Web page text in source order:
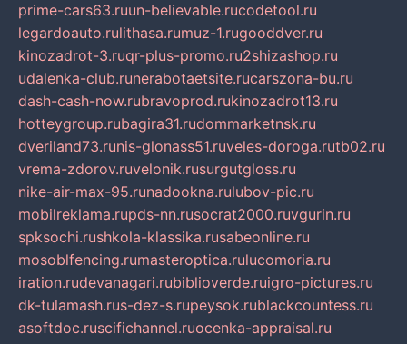
prime-cars63.ruun-believable.rucodetool.ru
legardoauto.rulithasa.rumuz-1.rugooddver.ru
kinozadrot-3.ruqr-plus-promo.ru2shizashop.ru
udalenka-club.runerabotaetsite.rucarszona-bu.ru
dash-cash-now.rubravoprod.rukinozadrot13.ru
hotteygroup.rubagira31.rudommarketnsk.ru
dveriland73.runis-glonass51.ruveles-doroga.rutb02.ru
vrema-zdorov.ruvelonik.rusurgutgloss.ru
nike-air-max-95.runadookna.rulubov-pic.ru
mobilreklama.rupds-nn.rusocrat2000.ruvgurin.ru
spksochi.rushkola-klassika.rusabeonline.ru
mosoblfencing.rumasteroptica.rulucomoria.ru
iration.rudevanagari.rubiblioverde.ruigro-pictures.ru
dk-tulamash.rus-dez-s.rupeysok.rublackcountess.ru
asoftdoc.ruscifichannel.ruocenka-appraisal.ru